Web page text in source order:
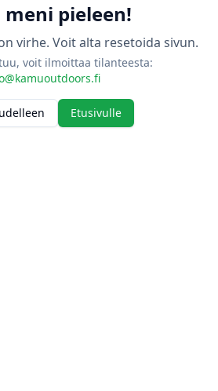
meni pieleen!
virhe. Voit alta resetoida sivun.
voit ilmoittaa tilanteesta:
Etusivulle